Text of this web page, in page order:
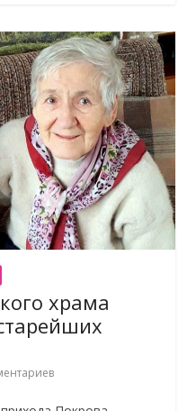
храма